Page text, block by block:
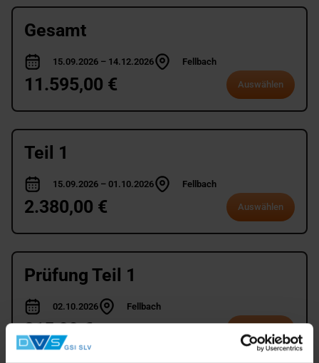
Gesamt
15.09.2026 – 14.12.2026 Fellbach
11.595,00 € Auswählen
Teil 1
15.09.2026 – 01.10.2026 Fellbach
2.380,00 € Auswählen
Prüfung Teil 1
02.10.2026 Fellbach
315,00 €